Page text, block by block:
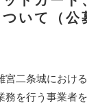
いて（公
宮二条城におけ
務を行う事業者